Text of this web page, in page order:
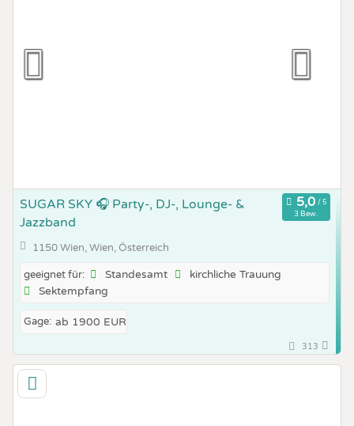
SUGAR SKY 🎧 Party-, DJ-, Lounge- &
Jazzband
3 Bew.
1150 Wien, Wien, Österreich
geeignet für: Standesamt
kirchliche Trauung
Sektempfang
Gage: ab 1900 EUR
313